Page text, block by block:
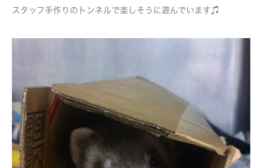
スタッフ手作りのトンネルで楽しそうに遊んでいます♫